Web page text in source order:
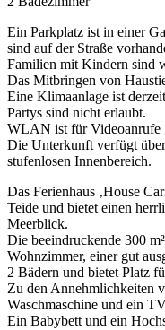
Ein Parkplatz ist in einer
sind auf der Straße
Familien mit Kindern sind
Das Mitbringen von
Eine Klimaanlage ist
Partys sind nicht erlaubt.
WLAN ist für Videoanrufe
Die Unterkunft verfügt
stufenlosen Innenbereich.
Das Ferienhaus ‚House
Teide und bietet einen
Meerblick.
Die beeindruckende 300
Wohnzimmer, einer gut
2 Bädern und bietet Platz
Zu den Annehmlichkeiten
Waschmaschine und ein
Ein Babybett und ein